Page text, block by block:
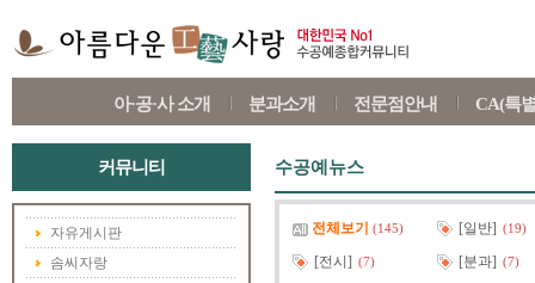
아·공·사 소개 분과소개 전문점안내 CA(특
커뮤니티
자유게시판
솜씨자랑
수공예뉴스
전체보기 (145) [일반] (19)
[전시] (7) [분과] (7)